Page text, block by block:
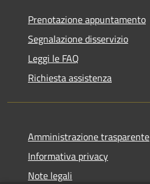
Prenotazione appuntamento
Segnalazione disservizio
Leggi le FAQ
Richiesta assistenza
Amministrazione trasparente
Informativa privacy
Note legali